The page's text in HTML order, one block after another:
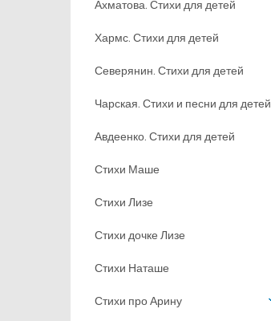
Ахматова. Стихи для детей
Хармс. Стихи для детей
Северянин. Стихи для детей
Чарская. Стихи и песни для детей
Авдеенко. Стихи для детей
Стихи Маше
Стихи Лизе
Стихи дочке Лизе
Стихи Наташе
Стихи про Арину